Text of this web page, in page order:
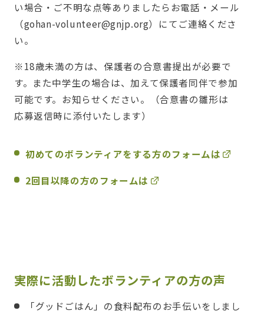
い場合・ご不明な点等ありましたらお電話・メール
（gohan-volunteer@gnjp.org）にてご連絡くださ
い。
※18歳未満の方は、保護者の合意書提出が必要で
す。また中学生の場合は、加えて保護者同伴で参加
可能です。お知らせください。（合意書の雛形は
応募返信時に添付いたします）
初めてのボランティアをする方のフォームは
2回目以降の方のフォームは
実際に活動したボランティアの方の声
「グッドごはん」の食料配布のお手伝いをしまし